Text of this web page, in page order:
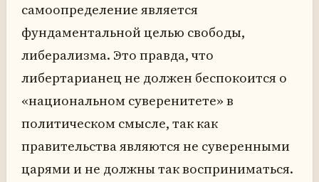
самоопределение является
фундаментальной целью свободы,
либерализма. Это правда, что
либертарианец не должен беспокоится о
«национальном суверенитете» в
политическом смысле, так как
правительства являются не суверенными
царями и не должны так восприниматься.